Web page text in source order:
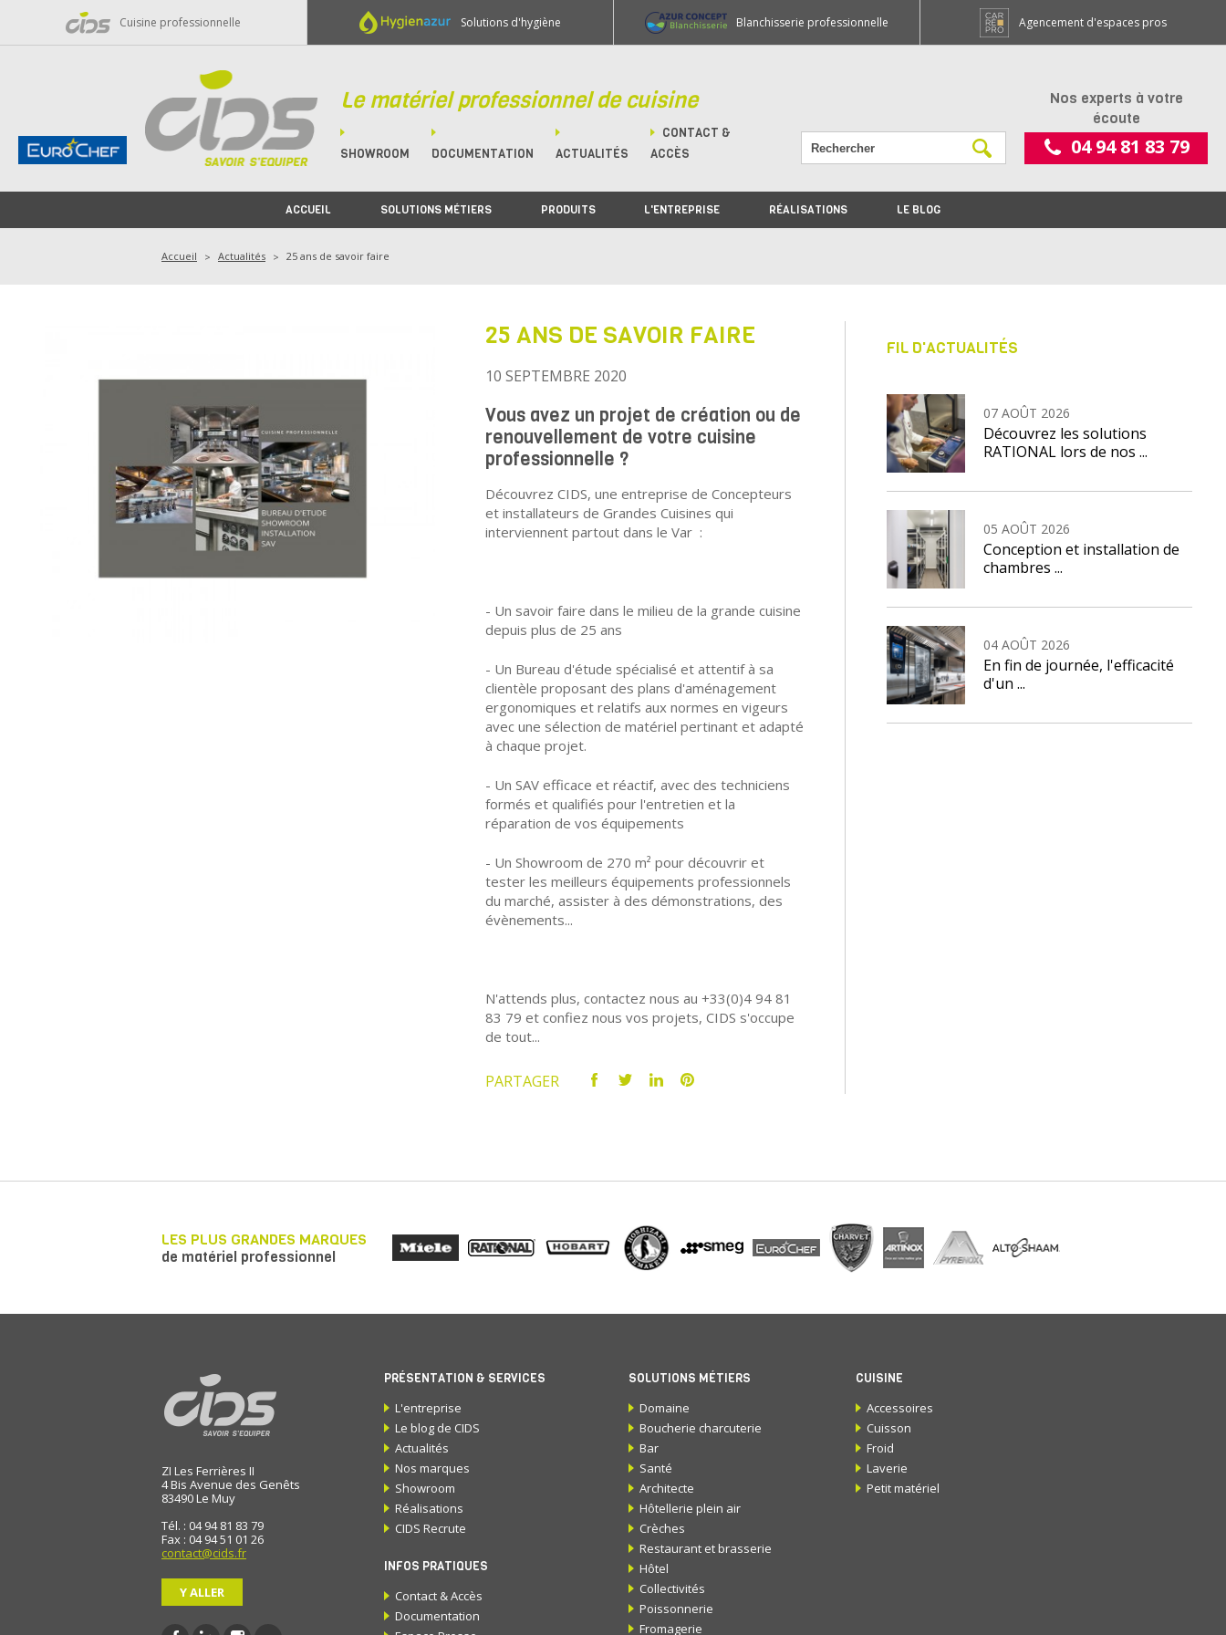
Cuisine professionnelle Solutions d'hygiène Blanchisserie professionnelle Agencement d'espaces pros
Le matériel professionnel de cuisine
SHOWROOM DOCUMENTATION ACTUALITÉS
CONTACT &
ACCÈS
Nos experts à votre
écoute
04 94 81 83 79
ACCUEIL SOLUTIONS MÉTIERS PRODUITS L'ENTREPRISE RÉALISATIONS LE BLOG
Accueil Actualités 25 ans de savoir faire
25 ANS DE SAVOIR FAIRE
10 SEPTEMBRE 2020
Vous avez un projet de création ou de
renouvellement de votre cuisine
professionnelle ?
Découvrez CIDS, une entreprise de Concepteurs
et installateurs de Grandes Cuisines qui
interviennent partout dans le Var :
- Un savoir faire dans le milieu de la grande cuisine
depuis plus de 25 ans
- Un Bureau d'étude spécialisé et attentif à sa
clientèle proposant des plans d'aménagement
ergonomiques et relatifs aux normes en vigeurs
avec une sélection de matériel pertinant et adapté
à chaque projet.
- Un SAV efficace et réactif, avec des techniciens
formés et qualifiés pour l'entretien et la
réparation de vos équipements
- Un Showroom de 270 m² pour découvrir et
tester les meilleurs équipements professionnels
du marché, assister à des démonstrations, des
évènements...
N'attends plus, contactez nous au +33(0)4 94 81
83 79 et confiez nous vos projets, CIDS s'occupe
de tout...
PARTAGER
FIL D'ACTUALITÉS
07 AOÛT 2026
Découvrez les solutions
RATIONAL lors de nos ...
05 AOÛT 2026
Conception et installation de
chambres ...
04 AOÛT 2026
En fin de journée, l'efficacité
d'un ...
LES PLUS GRANDES MARQUES
de matériel professionnel
ZI Les Ferrières II
4 Bis Avenue des Genêts
83490Le Muy
Tél. : 04 94 81 83 79
Fax : 04 94 51 01 26
contact@cids.fr
Y ALLER
PRÉSENTATION & SERVICES
L'entreprise
Le blog de CIDS
Actualités
Nos marques
Showroom
Réalisations
CIDS Recrute
INFOS PRATIQUES
Contact & Accès
Documentation
SOLUTIONS MÉTIERS
Domaine
Boucherie charcuterie
Bar
Santé
Architecte
Hôtellerie plein air
Crèches
Restaurant et brasserie
Hôtel
Collectivités
Poissonnerie
Fromagerie
CUISINE
Accessoires
Cuisson
Froid
Laverie
Petit matériel
Panneau de gestion des cookies